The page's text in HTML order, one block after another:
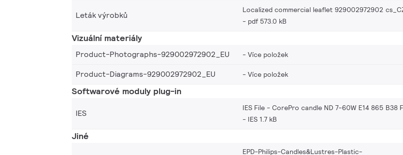
Leták výrobků
Localized commercial leaflet 929002972902
pdf 573.0 kB
Vizuální materiály
Product-Photographs-929002972902_EU Více položek
Product-Diagrams-929002972902_EU
Více položek
Softwarové moduly plug-in
IES
IES File - CorePro candle ND 7-60W E14 865 B38
IES 1.7 kB
Jiné
EPD-Philips-Candles&Lustres-Plastic-